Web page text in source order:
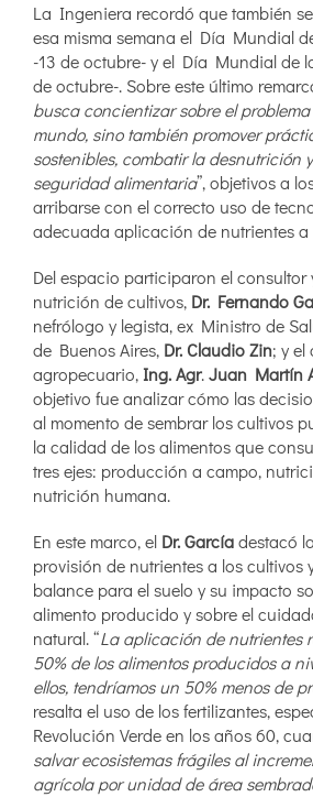
La Ingeniera recordó que también
esa misma semana el Día Mundial
-13 de octubre- y el Día Mundial de
de octubre-. Sobre este último
busca concientizar sobre el
mundo, sino también promover
sostenibles, combatir la desnutrición
seguridad alimentaria”, objetivos a
arribarse con el correcto uso de
adecuada aplicación de nutrientes a
Del espacio participaron el consultor
nutrición de cultivos, Dr. Fernando
nefrólogo y legista, ex Ministro de
de Buenos Aires, Dr. Claudio Zin; y el
agropecuario,Ing. Agr.Juan Martín
objetivo fue analizar cómo las
al momento de sembrar los cultivos
la calidad de los alimentos que
tres ejes: producción a campo,
nutrición humana.
En este marco, el Dr. Garcíadestacó
provisión de nutrientes a los cultivos
balance para el suelo y su impacto
alimento producido y sobre el
natural. “La aplicación de nutrientes
50% de los alimentos producidos a
ellos, tendríamos un 50% menos de
resalta el uso de los fertilizantes,
Revolución Verde en los años 60,
salvar ecosistemas frágiles al
agrícola por unidad de área